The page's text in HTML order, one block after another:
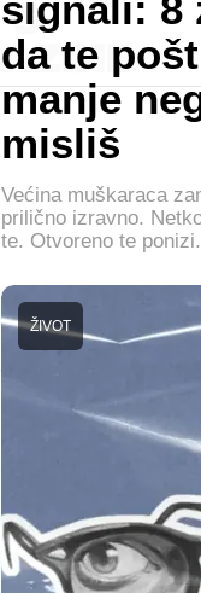
da te
manje
misliš
Većina muškaraca
prilično izravno.
te. Otvoreno te
ŽIVOT